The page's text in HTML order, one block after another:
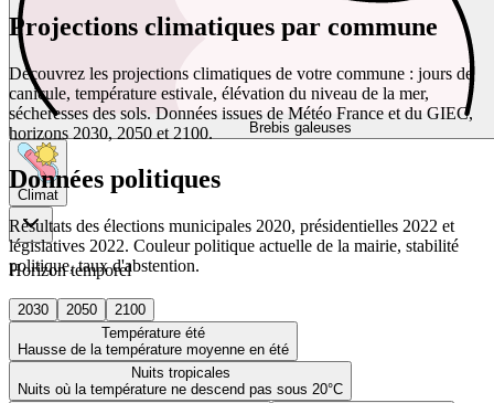
Brebis galeuses
Climat
Horizon temporel
2030 2050
2100
Température été
Hausse de la température moyenne en été
Nuits tropicales
Nuits où la température ne descend pas sous 20°C
Projections climatiques par commune
Découvrez les projections climatiques de votre commune : jours de
canicule, température estivale, élévation du niveau de la mer,
sécheresses des sols. Données issues de Météo France et du GIEC,
horizons 2030, 2050 et 2100.
Données politiques
Résultats des élections municipales 2020, présidentielles 2022 et
législatives 2022. Couleur politique actuelle de la mairie, stabilité
politique, taux d'abstention.